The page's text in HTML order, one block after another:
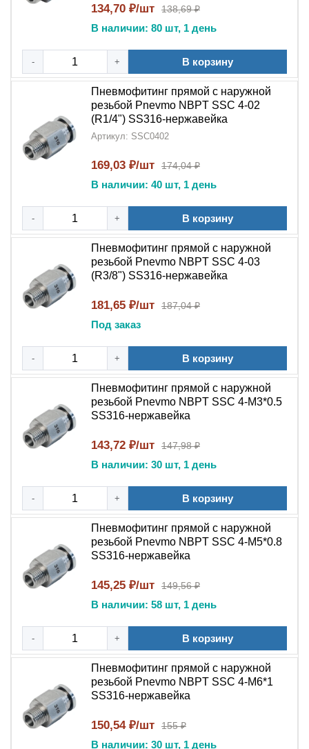
Коррозионная стойкость:Нержавеющая сталь
гарантирует защиту от ржавчины и
Быстрый монтаж Цанговая система
устанавливать трубки без специальных
инструментов
Долговечность
Продукция
стали
сохраняет свойства при экстремальных
температурах
Гигиеничность: Идеален для пищевой,
фармацевтической и химической
промышленности
Области применения:
Пневмофитинг цанговый прямой с наружной
резьбой NBPT PC SS316применяется:
В промышленных пневматических системах
высокого давления
В компрессорном оборудовании и
пневмоавтоматике
В пищевом и фармацевтическом производстве
В химической и нефтегазовой промышленности
В системах с особыми требованиями к чистоте
5 причин выбрать PC SS316:
Качество бренда NBPT— гарантия надежности
Премиальный материал:нержавеющая сталь
SS316
Удобство цангового соединения
Универсальность благодарянаружной резьбе
Соответствие международным
стандартамкачества
Пневмофитинг цанговый прямой с наружной
резьбой NBPT PC SS316— это профессиональное
134,70 ₽/шт 138,69 ₽
В наличии: 80 шт, 1 день
- + В корзину
Пневмофитинг прямой с наружной
резьбой Pnevmo NBPT SSC 4-02
(R1/4") SS316-нержавейка
Артикул: SSC0402
169,03 ₽/шт 174,04 ₽
В наличии: 40 шт, 1 день
- + В корзину
Пневмофитинг прямой с наружной
резьбой Pnevmo NBPT SSC 4-03
(R3/8") SS316-нержавейка
181,65 ₽/шт 187,04 ₽
Под заказ
- + В корзину
Пневмофитинг прямой с наружной
резьбой Pnevmo NBPT SSC 4-М3*0.5
SS316-нержавейка
143,72 ₽/шт 147,98 ₽
В наличии: 30 шт, 1 день
- + В корзину
Пневмофитинг прямой с наружной
резьбой Pnevmo NBPT SSC 4-М5*0.8
SS316-нержавейка
145,25 ₽/шт 149,56 ₽
В наличии: 58 шт, 1 день
- + В корзину
Пневмофитинг прямой с наружной
резьбой Pnevmo NBPT SSC 4-М6*1
SS316-нержавейка
150,54 ₽/шт 155 ₽
В наличии: 30 шт, 1 день